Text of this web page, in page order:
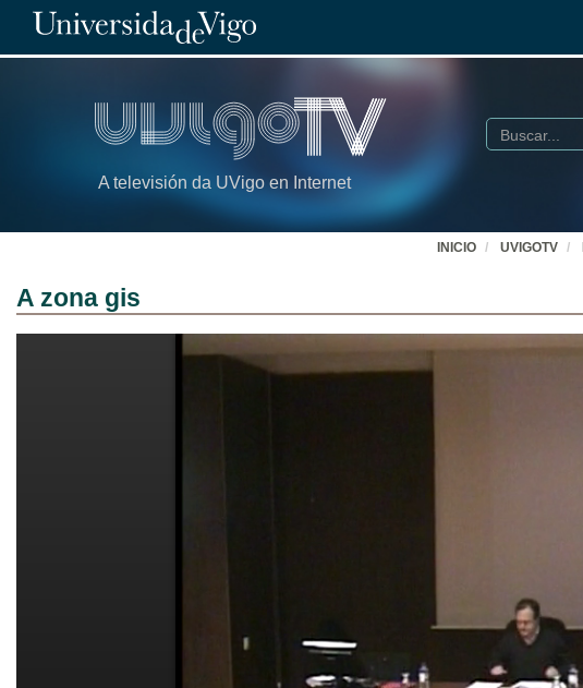
A televisión da UVigo en Internet
Buscar
INICIO UVIGOTV
A zona gis